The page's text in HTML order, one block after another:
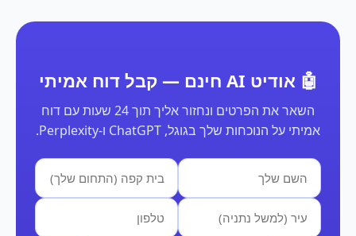
🤖 אודיט AI חינם — קבל דוח אמיתי
השאר את הפרטים ונחזור אליך תוך 24 שעות עם דוח
אמיתי על הנוכחות שלך בגוגל, ChatGPT ו-Perplexity.